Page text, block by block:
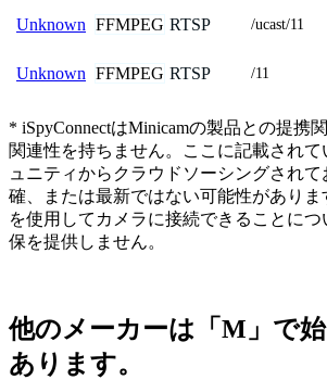
Unknown FFMPEG RTSP /ucast/11
Unknown FFMPEG RTSP /11
* iSpyConnectはMinicamの製品との提携
関連性を持ちません。ここに記載されて
ュニティからクラウドソーシングされ
確、または最新ではない可能性があり
を使用してカメラに接続できることに
保を提供しません。
他のメーカーは「M」で
あります。